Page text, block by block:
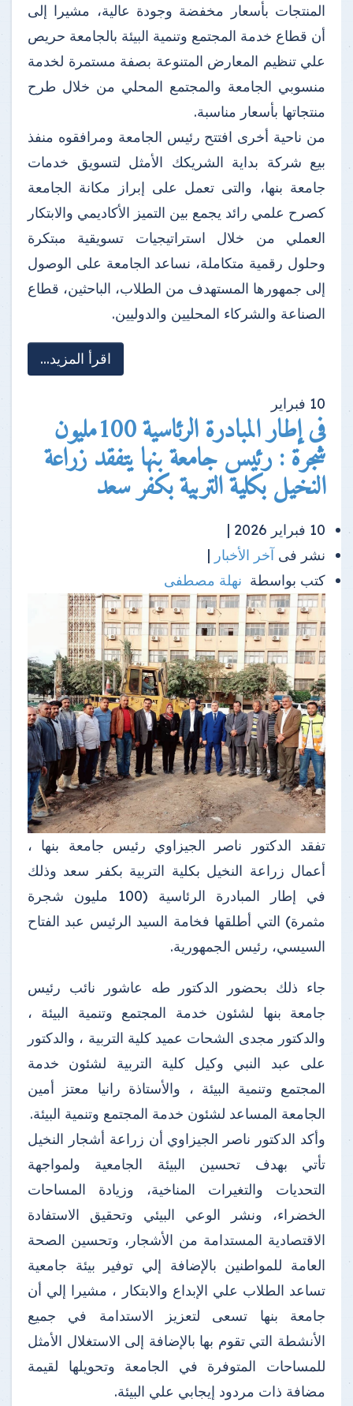
المنتجات بأسعار مخفضة وجودة عالية، مشيرا إلى
أن قطاع خدمة المجتمع وتنمية البيئة بالجامعة حريص
علي تنظيم المعارض المتنوعة بصفة مستمرة لخدمة
منسوبي الجامعة والمجتمع المحلي من خلال طرح
منتجاتها بأسعار مناسبة.
من ناحية أخرى افتتح رئيس الجامعة ومرافقوه منفذ
بيع شركة بداية الشريكك الأمثل لتسويق خدمات
جامعة بنها، والتى تعمل على إبراز مكانة الجامعة
كصرح علمي رائد يجمع بين التميز الأكاديمي والابتكار
العملي من خلال استراتيجيات تسويقية مبتكرة
وحلول رقمية متكاملة، نساعد الجامعة على الوصول
إلى جمهورها المستهدف من الطلاب، الباحثين، قطاع
الصناعة والشركاء المحليين والدوليين.
اقرأ المزيد...
10 فبراير
فى إطار المبادرة الرئاسية 100مليون
شجرة : رئيس جامعة بنها يتفقد زراعة
النخيل بكلية التربية بكفر سعد
10 فبراير 2026 |
نشر فى آخر الأخبار |
كتب بواسطة نهلة مصطفى
تفقد الدكتور ناصر الجيزاوي رئيس جامعة بنها ،
أعمال زراعة النخيل بكلية التربية بكفر سعد وذلك
في إطار المبادرة الرئاسية (100 مليون شجرة
مثمرة) التي أطلقها فخامة السيد الرئيس عبد الفتاح
السيسي، رئيس الجمهورية.
جاء ذلك بحضور الدكتور طه عاشور نائب رئيس
جامعة بنها لشئون خدمة المجتمع وتنمية البيئة ،
والدكتور مجدى الشحات عميد كلية التربية ، والدكتور
على عبد النبي وكيل كلية التربية لشئون خدمة
المجتمع وتنمية البيئة ، والأستاذة رانيا معتز أمين
الجامعة المساعد لشئون خدمة المجتمع وتنمية البيئة.
وأكد الدكتور ناصر الجيزاوي أن زراعة أشجار النخيل
تأتي بهدف تحسين البيئة الجامعية ولمواجهة
التحديات والتغيرات المناخية، وزيادة المساحات
الخضراء، ونشر الوعي البيئي وتحقيق الاستفادة
الاقتصادية المستدامة من الأشجار، وتحسين الصحة
العامة للمواطنين بالإضافة إلي توفير بيئة جامعية
تساعد الطلاب علي الإبداع والابتكار ، مشيرا إلي أن
جامعة بنها تسعى لتعزيز الاستدامة في جميع
الأنشطة التي تقوم بها بالإضافة إلى الاستغلال الأمثل
للمساحات المتوفرة في الجامعة وتحويلها لقيمة
مضافة ذات مردود إيجابي علي البيئة.